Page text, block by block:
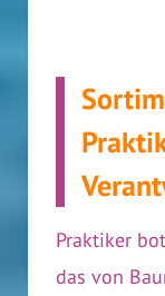
Praktiker
das von